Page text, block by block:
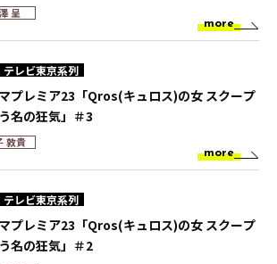
呈
more
テレビ東京系列
プレミア23「Qros(キュロス)の女 スクープ
名の狂気」＃3
敦貴
more
テレビ東京系列
プレミア23「Qros(キュロス)の女 スクープ
名の狂気」＃2